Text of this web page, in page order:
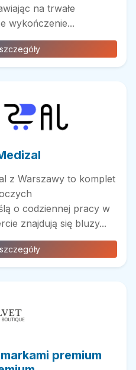
na trwałe
wykończenie...
z Warszawy to komplet
o codziennej pracy w
znajdują się bluzy...
premium